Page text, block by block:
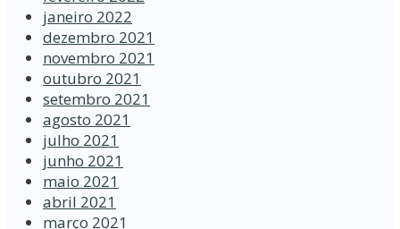
janeiro 2022
dezembro 2021
novembro 2021
outubro 2021
setembro 2021
agosto 2021
julho 2021
junho 2021
maio 2021
abril 2021
março 2021